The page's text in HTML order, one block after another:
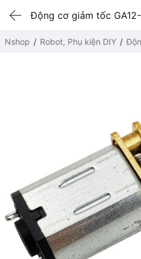
Động cơ giảm tốc
Nshop Robot, Phụ kiện DIY